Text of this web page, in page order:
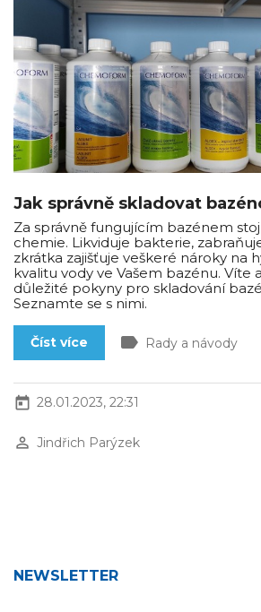
Jak správně skladovat
Za správně fungujícím bazénem
chemie. Likviduje bakterie,
zkrátka zajišťuje veškeré nároky na
kvalitu vody ve Vašem bazénu. Víte
důležité pokyny pro skladování
Seznamte se s nimi.
Číst více label Rady a návody
today 28.01.2023, 22:31
perm_identity Jindřich Parýzek
NEWSLETTER